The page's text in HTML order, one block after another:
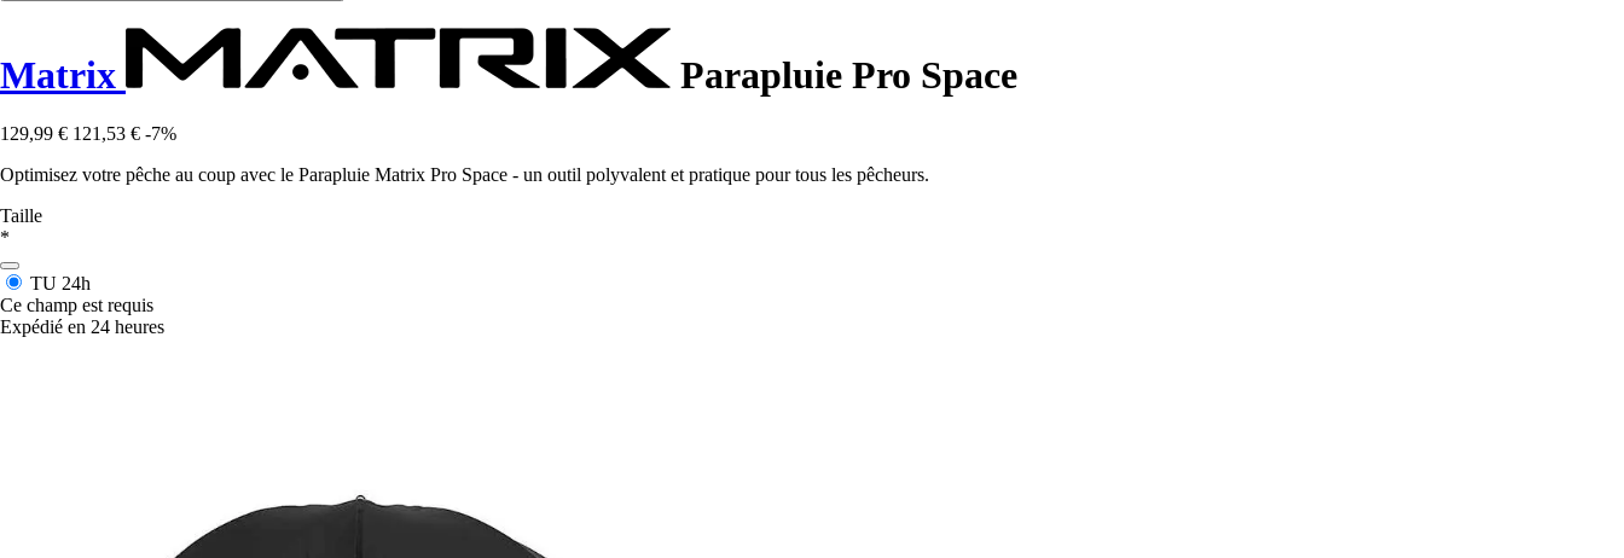
Matrix Parapluie Pro Space
129,99 € 121,53 € -7%
Optimisez votre pêche au coup avec le Parapluie Matrix Pro Space - un outil polyvalent et pratique pour tous les pêcheurs.
Taille
*
TU 24h
Ce champ est requis
Expédié en 24 heures